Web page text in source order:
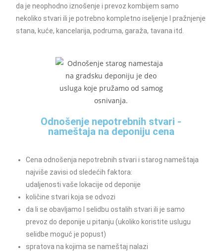
da je neophodno iznošenje i prevoz kombijem samo
nekoliko stvari ili je potrebno kompletno iseljenje I pražnjenje
stana, kuće, kancelarija, podruma, garaža, tavana itd.
Odnošenje nepotrebnih stvari -
nameštaja na deponiju cena
Cena odnošenja nepotrebnih stvari i starog nameštaja
najviše zavisi od sledećih faktora:
udaljenosti vaše lokacije od deponije
količine stvari koja se odvozi
da li se obavljamo I selidbu ostalih stvari ili je samo
prevoz do deponije u pitanju (ukoliko koristite uslugu
selidbe moguć je popust)
spratova na kojima se nameštaj nalazi